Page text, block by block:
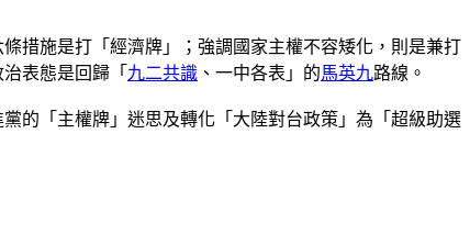
措施是打「經濟牌」；強調國家主權不容矮化，則是兼打
表態是回歸「 九二共識 、一中各表」的馬英九路線。
的「主權牌」迷思及轉化「大陸對台政策」為「超級助選